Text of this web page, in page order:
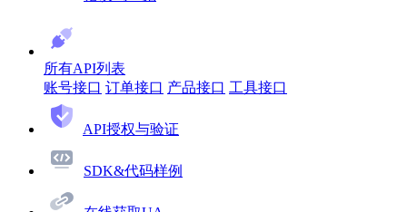
所有API列表
账号接口 订单接口 产品接口 工具接口
API授权与验证
SDK&代码样例